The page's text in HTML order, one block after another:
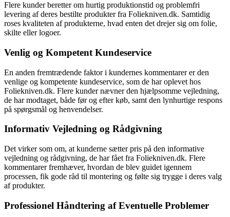
Flere kunder beretter om hurtig produktionstid og problemfri
levering af deres bestilte produkter fra Foliekniven.dk. Samtidig
roses kvaliteten af produkterne, hvad enten det drejer sig om folie,
skilte eller logoer.
Venlig og Kompetent Kundeservice
En anden fremtrædende faktor i kundernes kommentarer er den
venlige og kompetente kundeservice, som de har oplevet hos
Foliekniven.dk. Flere kunder nævner den hjælpsomme vejledning,
de har modtaget, både før og efter køb, samt den lynhurtige respons
på spørgsmål og henvendelser.
Informativ Vejledning og Rådgivning
Det virker som om, at kunderne sætter pris på den informative
vejledning og rådgivning, de har fået fra Foliekniven.dk. Flere
kommentarer fremhæver, hvordan de blev guidet igennem
processen, fik gode råd til montering og følte sig trygge i deres valg
af produkter.
Professionel Håndtering af Eventuelle Problemer